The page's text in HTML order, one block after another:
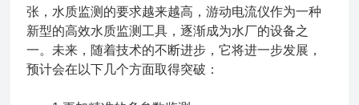
张，水质监测的要求越来越高，游动电流仪作为一种
新型的高效水质监测工具，逐渐成为水厂的设备之
一。未来，随着技术的不断进步，它将进一步发展，
预计会在以下几个方面取得突破：